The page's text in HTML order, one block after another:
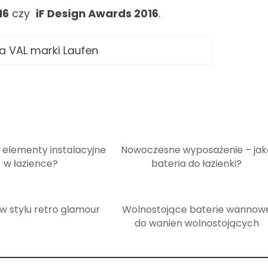
czy iF Design Awards 2016.
VAL marki Laufen
instalacyjne
w łazience?
Nowoczesne wyposażenie –
bateria do łazienki?
stylu retro glamour
Wolnostojące baterie
do wanien wolnostojących